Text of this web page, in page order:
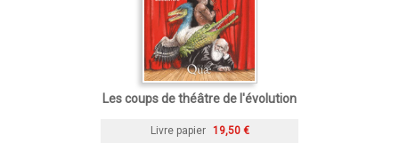
Les coups de théâtre de l'évolution
Livre papier 19,50 €